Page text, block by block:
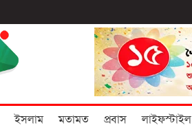
ইসলাম মতামত প্রবাস লাইফস্টাইল